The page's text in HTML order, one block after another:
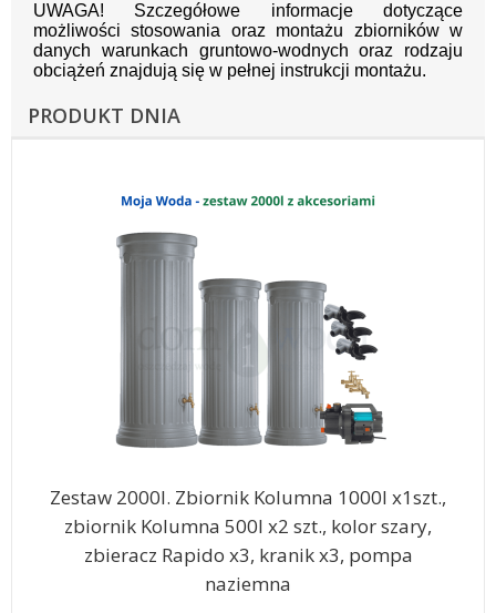
UWAGA! Szczegółowe informacje dotyczące
możliwości stosowania oraz montażu zbiorników w
danych warunkach gruntowo-wodnych oraz rodzaju
obciążeń znajdują się w pełnej instrukcji montażu.
PRODUKT DNIA
Zestaw 2000l. Zbiornik Kolumna 1000l x1szt.,
zbiornik Kolumna 500l x2 szt., kolor szary,
zbieracz Rapido x3, kranik x3, pompa
naziemna